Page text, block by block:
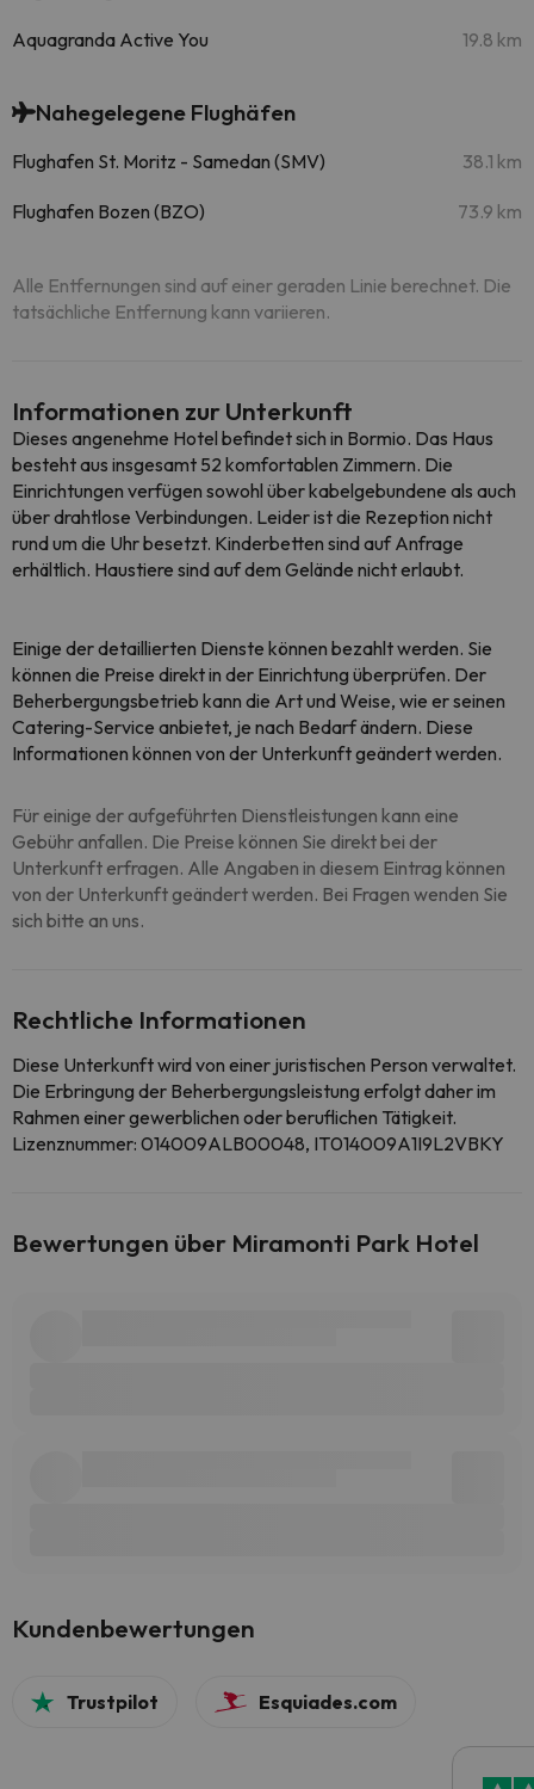
Aquagranda Active You 19.8 km
Nahegelegene Flughäfen
Flughafen St. Moritz - Samedan (SMV) 38.1 km
Flughafen Bozen (BZO) 73.9 km
Alle Entfernungen sind auf einer geraden Linie berechnet. Die
tatsächliche Entfernung kann variieren.
Informationen zur Unterkunft
Dieses angenehme Hotel befindet sich in Bormio. Das Haus
besteht aus insgesamt 52 komfortablen Zimmern. Die
Einrichtungen verfügen sowohl über kabelgebundene als auch
über drahtlose Verbindungen. Leider ist die Rezeption nicht
rund um die Uhr besetzt. Kinderbetten sind auf Anfrage
erhältlich. Haustiere sind auf dem Gelände nicht erlaubt.
Einige der detaillierten Dienste können bezahlt werden. Sie
können die Preise direkt in der Einrichtung überprüfen. Der
Beherbergungsbetrieb kann die Art und Weise, wie er seinen
Catering-Service anbietet, je nach Bedarf ändern. Diese
Informationen können von der Unterkunft geändert werden.
Für einige der aufgeführten Dienstleistungen kann eine
Gebühr anfallen. Die Preise können Sie direkt bei der
Unterkunft erfragen. Alle Angaben in diesem Eintrag können
von der Unterkunft geändert werden. Bei Fragen wenden Sie
sich bitte an uns.
Rechtliche Informationen
Diese Unterkunft wird von einer juristischen Person verwaltet.
Die Erbringung der Beherbergungsleistung erfolgt daher im
Rahmen einer gewerblichen oder beruflichen Tätigkeit.
Lizenznummer: 014009ALB00048, IT014009A1I9L2VBKY
Bewertungen über Miramonti Park Hotel
Kundenbewertungen
Trustpilot Esquiades.com